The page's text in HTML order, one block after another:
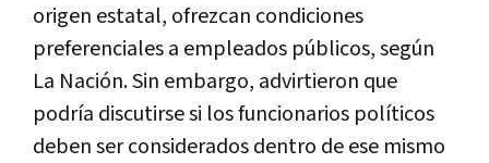
origen estatal, ofrezcan condiciones
preferenciales a empleados públicos, según
La Nación. Sin embargo, advirtieron que
podría discutirse si los funcionarios políticos
deben ser considerados dentro de ese mismo